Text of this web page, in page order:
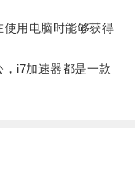
用电脑时能够获得
i7加速器都是一款